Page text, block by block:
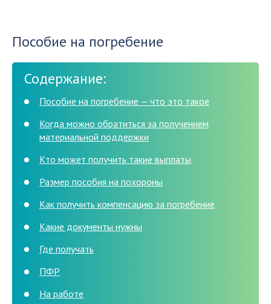
Пособие на погребение
Содержание:
Пособие на погребение — что это такое
Когда можно обратиться за получением
материальной поддержки
Кто может получить такие выплаты
Размер пособия на похороны
Как получить компенсацию за погребение
Какие документы нужны
Где получать
ПФР
На работе